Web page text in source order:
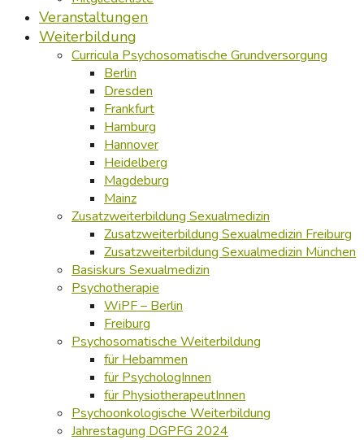
Veranstaltungen
Weiterbildung
Curricula Psychosomatische Grundversorgung
Berlin
Dresden
Frankfurt
Hamburg
Hannover
Heidelberg
Magdeburg
Mainz
Zusatzweiterbildung Sexualmedizin
Zusatzweiterbildung Sexualmedizin Freiburg
Zusatzweiterbildung Sexualmedizin München
Basiskurs Sexualmedizin
Psychotherapie
WiPF – Berlin
Freiburg
Psychosomatische Weiterbildung
für Hebammen
für PsychologInnen
für PhysiotherapeutInnen
Psychoonkologische Weiterbildung
Jahrestagung DGPFG 2024